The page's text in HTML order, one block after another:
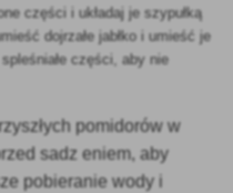
części i układaj je szypułką
dojrzałe jabłko i umieść je
części, aby nie
pomidorów w
sadzeniem, aby
pobieranie wody i